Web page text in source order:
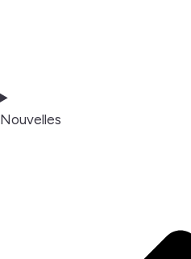
Nouvelles